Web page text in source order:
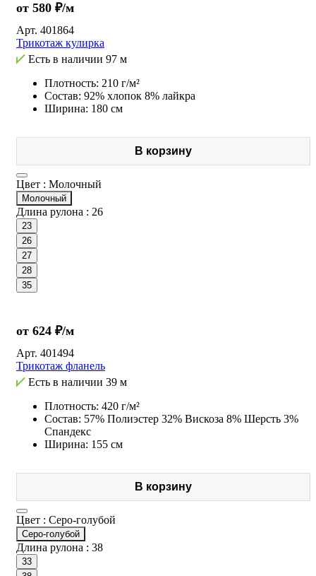
от 580 ₽/м
Арт. 401864
Трикотаж кулирка
Есть в наличии 97 м
Плотность: 210 г/м²
Состав: 92% хлопок 8% лайкра
Ширина: 180 см
В корзину
Цвет : Молочный
Молочный
Длина рулона : 26
23
26
27
28
35
от 624 ₽/м
Арт. 401494
Трикотаж фланель
Есть в наличии 39 м
Плотность: 420 г/м²
Состав: 57% Полиэстер 32% Вискоза 8% Шерсть 3%
Спандекс
Ширина: 155 см
В корзину
Цвет : Серо-голубой
Серо-голубой
Длина рулона : 38
33